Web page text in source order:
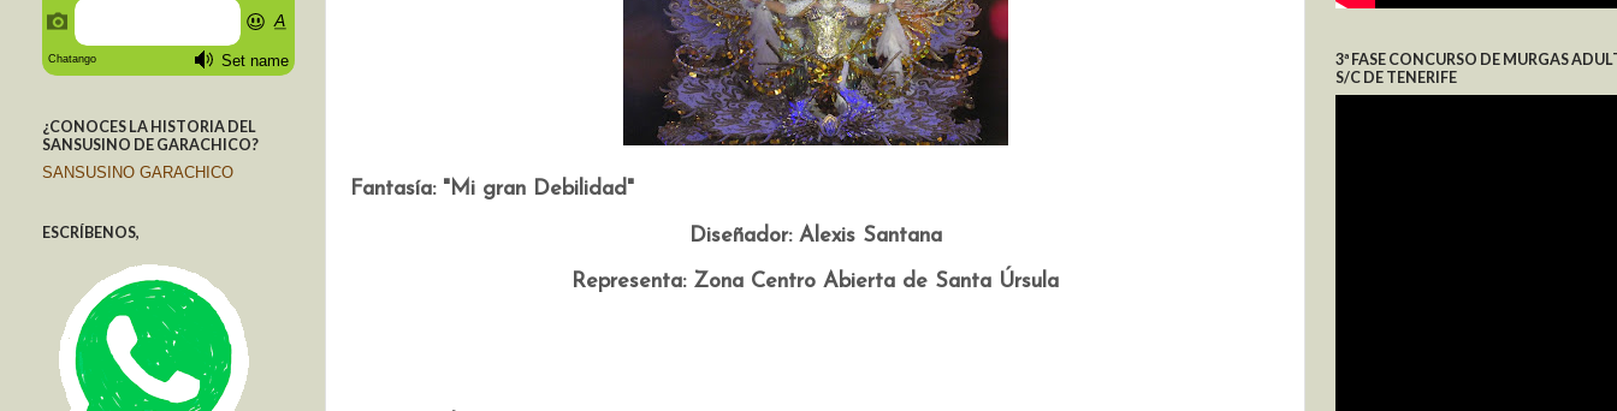
Fantasía: "Mi gran Debilidad"
Diseñador: Alexis Santana
Representa: Zona Centro Abierta de Santa Úrsula
¿CONOCES LA HISTORIA DEL
SANSUSINO DE GARACHICO?
SANSUSINO GARACHICO
ESCRÍBENOS,
3ª FASE CONCURSO DE MURGAS
S/C DE TENERIFE